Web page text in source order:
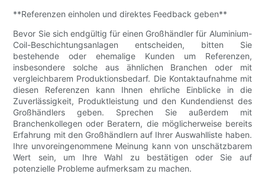
**Referenzen einholen und direktes Feedback geben**
Bevor Sie sich endgültig für einen Großhändler für Aluminium-
Coil-Beschichtungsanlagen entscheiden, bitten Sie
bestehende oder ehemalige Kunden um Referenzen,
insbesondere solche aus ähnlichen Branchen oder mit
vergleichbarem Produktionsbedarf. Die Kontaktaufnahme mit
diesen Referenzen kann Ihnen ehrliche Einblicke in die
Zuverlässigkeit, Produktleistung und den Kundendienst des
Großhändlers geben. Sprechen Sie außerdem mit
Branchenkollegen oder Beratern, die möglicherweise bereits
Erfahrung mit den Großhändlern auf Ihrer Auswahlliste haben.
Ihre unvoreingenommene Meinung kann von unschätzbarem
Wert sein, um Ihre Wahl zu bestätigen oder Sie auf
potenzielle Probleme aufmerksam zu machen.